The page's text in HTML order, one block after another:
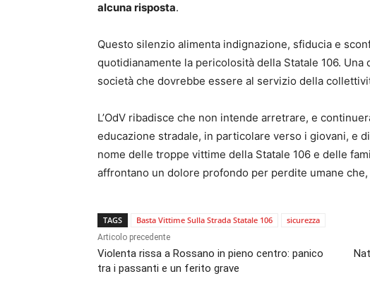
alcuna risposta.
Questo silenzio alimenta indignazione, sfiducia e
quotidianamente la pericolosità della Statale 106. Una
società che dovrebbe essere al servizio della
L’OdV ribadisce che non intende arretrare, e
educazione stradale, in particolare verso i giovani, e
nome delle troppe vittime della Statale 106 e delle
affrontano un dolore profondo per perdite umane
TAGS Basta Vittime Sulla Strada Statale 106 sicurezza
Articolo precedente
Violenta rissa a Rossano in pieno centro: panico
tra i passanti e un ferito grave